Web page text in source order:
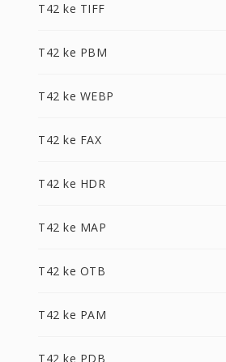
T42 ke TIFF
T42 ke PBM
T42 ke WEBP
T42 ke FAX
T42 ke HDR
T42 ke MAP
T42 ke OTB
T42 ke PAM
T42 ke PDB